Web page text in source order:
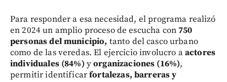
Para responder a esa necesidad, el programa realizó
en 2024 un amplio proceso de escucha con750
personas del municipio, tanto del casco urbano
como de las veredas. El ejercicio involucro aactores
individuales (84%)yorganizaciones (16%),
permitir identificarfortalezas, barreras y